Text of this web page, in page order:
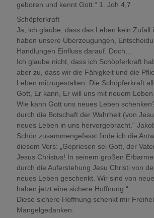
geboren und kennt Gott.“ 1. Joh 4,7
Schöpferkraft
Ja, ich glaube, dass das Leben kein Zufall
haben unsere Überzeugungen,
Handlungen Einfluss darauf. Doch…
Ich glaube nicht, dass ich Schöpferkraft
aber zu, dass wir die Fähigkeit und die
Leben mitzugestalten. Die Schöpferkraft
Gott, Er kann, Er will uns mit neuem Leben
Wie kann Gott uns neues Leben
durch die Botschaft der Wahrheit (von
neues Leben in uns hervorgebracht.“
Schön zusammengefasst finde ich die
diesem Vers: „Gepriesen sei Gott, der
Jesus Christus! In seinem großen
durch die Auferstehung Jesu Christi von
neues Leben geschenkt. Wir sind von
haben jetzt eine sichere Hoffnung.“
Diese sichere Hoffnung schenkt mir
Mangelgedanken.